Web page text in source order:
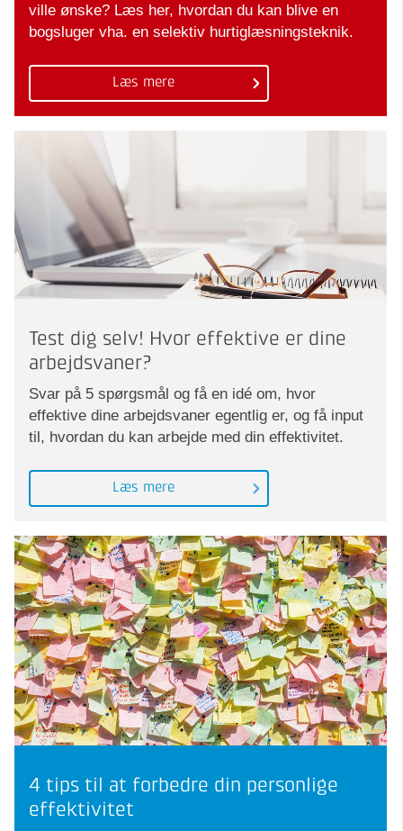
ville ønske? Læs her, hvordan du kan blive en
bogsluger vha. en selektiv hurtiglæsningsteknik.
Læs mere
Test dig selv! Hvor effektive er dine
arbejdsvaner?
Svar på 5 spørgsmål og få en idé om, hvor
effektive dine arbejdsvaner egentlig er, og få input
til, hvordan du kan arbejde med din effektivitet.
Læs mere
4 tips til at forbedre din personlige
effektivitet